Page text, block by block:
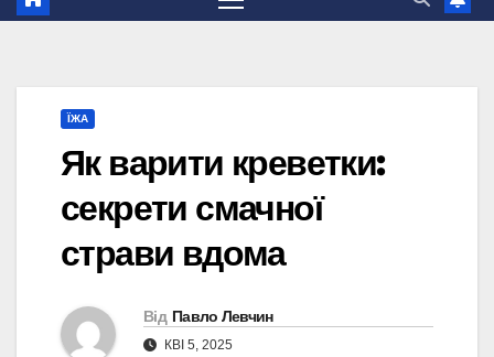
ЇЖА
Як варити креветки:
секрети смачної
страви вдома
Від Павло Левчин
КВІ 5, 2025